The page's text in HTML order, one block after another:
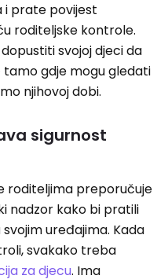
i prate povijest
roditeljske kontrole.
svojoj djeci da
gdje mogu gledati
njihovoj dobi.
sigurnost
roditeljima preporučuje
nadzor kako bi pratili
uređajima. Kada
svakako treba
za djecu. Ima